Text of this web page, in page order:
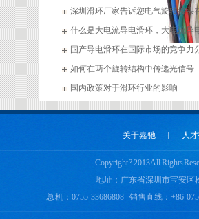
深圳滑环厂家告诉您电气旋转接头
应用什么是大电流导电滑环，大电流导
选材国产导电滑环在国际市场的竞争力
如何在两个旋转结构中传递光信号
国内政策对于滑环行业的影响
关于嘉驰 ︱ 人
Copyright ? 2013 All Rights
地址：广东省深圳市宝安区
总 机：0755-33686808 销售直线：+86-